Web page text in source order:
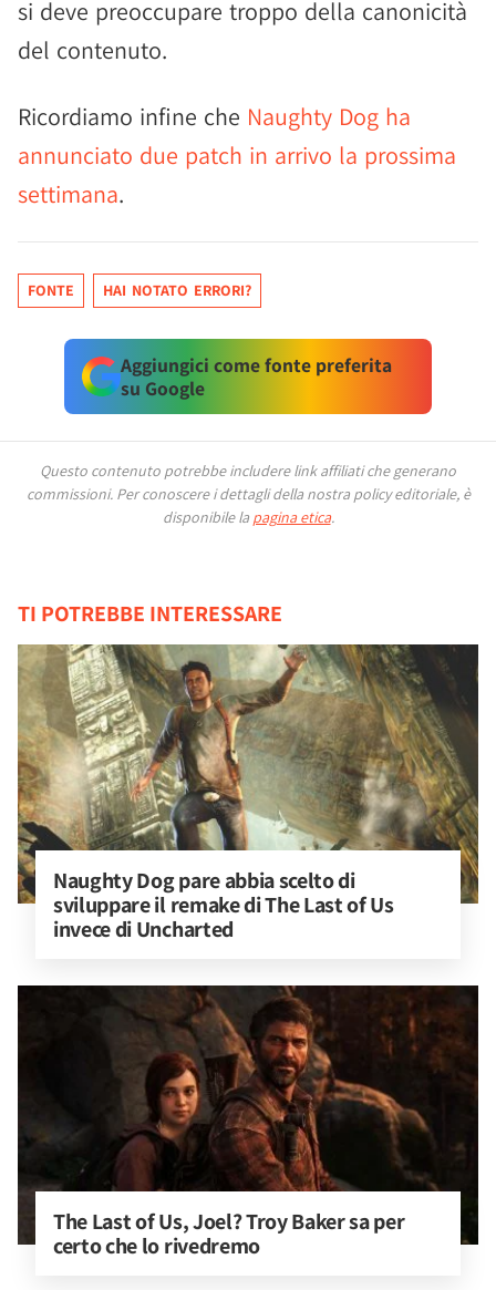
si deve preoccupare troppo della canonicità
del contenuto.
Ricordiamo infine che Naughty Dog ha
annunciato due patch in arrivo la prossima
settimana.
FONTE HAI NOTATO ERRORI?
Aggiungici come fonte preferita
su Google
Questo contenuto potrebbe includere link affiliati che generano
commissioni. Per conoscere i dettagli della nostra policy editoriale, è
disponibile la pagina etica.
TI POTREBBE INTERESSARE
Naughty Dog pare abbia scelto di
sviluppare il remake di The Last of Us
invece di Uncharted
The Last of Us, Joel? Troy Baker sa per
certo che lo rivedremo